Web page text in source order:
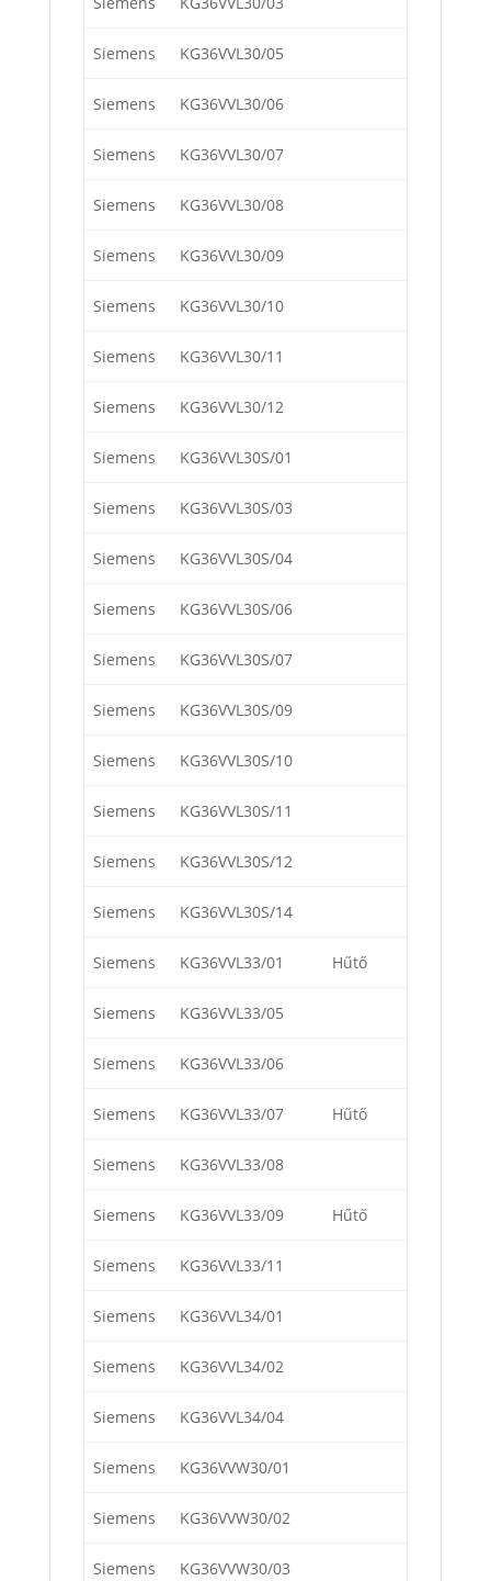
Siemens KG36VVL30/05
Siemens KG36VVL30/06
Siemens KG36VVL30/07
Siemens KG36VVL30/08
Siemens KG36VVL30/09
Siemens KG36VVL30/10
Siemens KG36VVL30/11
Siemens KG36VVL30/12
Siemens KG36VVL30S/01
Siemens KG36VVL30S/03
Siemens KG36VVL30S/04
Siemens KG36VVL30S/06
Siemens KG36VVL30S/07
Siemens KG36VVL30S/09
Siemens KG36VVL30S/10
Siemens KG36VVL30S/11
Siemens KG36VVL30S/12
Siemens KG36VVL30S/14
Siemens KG36VVL33/01 Hűtő
Siemens KG36VVL33/05
Siemens KG36VVL33/06
Siemens KG36VVL33/07 Hűtő
Siemens KG36VVL33/08
Siemens KG36VVL33/09 Hűtő
Siemens KG36VVL33/11
Siemens KG36VVL34/01
Siemens KG36VVL34/02
Siemens KG36VVL34/04
Siemens KG36VVW30/01
Siemens KG36VVW30/02
Siemens KG36VVW30/03